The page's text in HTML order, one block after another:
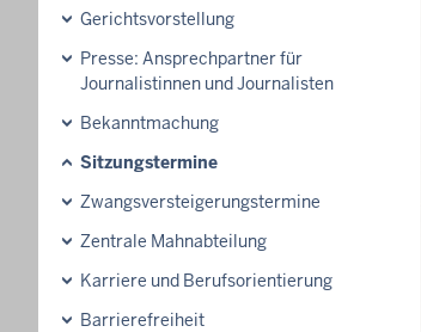
Gerichtsvorstellung
Presse: Ansprechpartner für
Journalistinnen und Journalisten
Bekanntmachung
Sitzungstermine
Zwangsversteigerungs­termine
Zentrale Mahnabteilung
Karriere und Berufsorientierung
Barrierefreiheit